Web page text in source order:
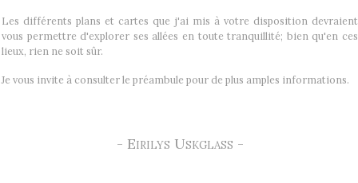
Les différents plans et cartes que j'ai mis à votre disposition devraient
vous permettre d'explorer ses allées en toute tranquillité; bien qu'en ces
lieux, rien ne soit sûr.
Je vous invite à consulter le préambule pour de plus amples informations.
- Eirilys Uskglass -